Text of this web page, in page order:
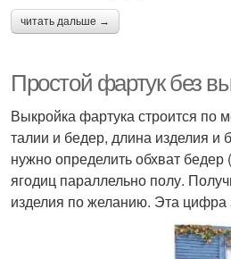
читать дальше →
Простой фартук без
Выкройка фартука строится по
талии и бедер, длина изделия и
нужно определить обхват
ягодиц параллельно полу.
изделия по желанию. Эта